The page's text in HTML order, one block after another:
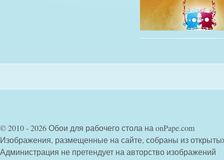
© 2010 - 2026 Обои для рабочего стола на onPape.com
Изображения, размещенные на сайте, собраны из
Администрация не претендует на авторство изображений